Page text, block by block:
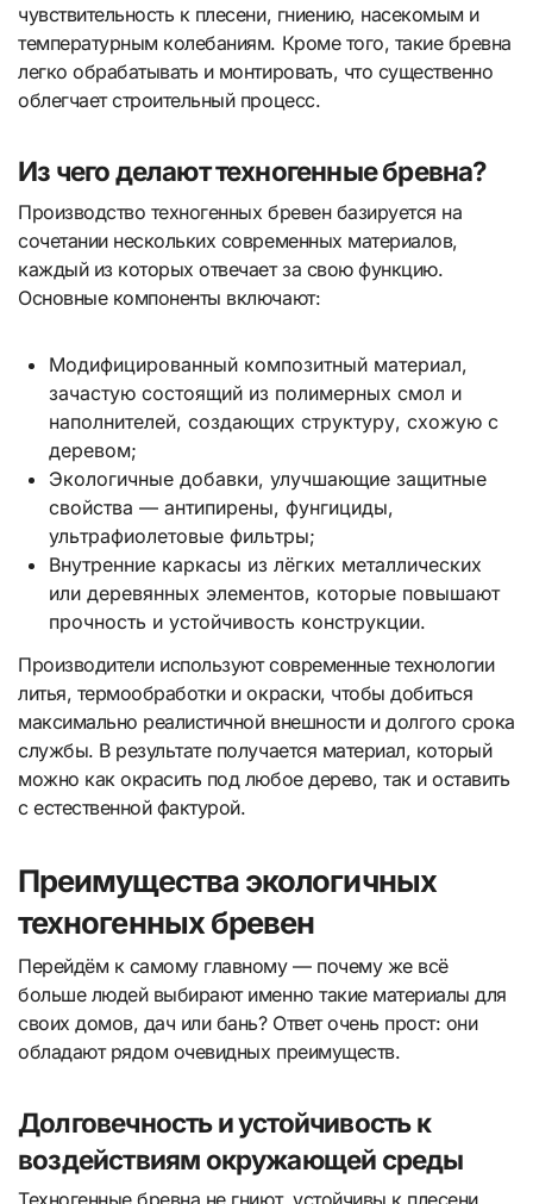
чувствительность к плесени, гниению, насекомым и
температурным колебаниям. Кроме того, такие бревна
легко обрабатывать и монтировать, что существенно
облегчает строительный процесс.
Из чего делают техногенные бревна?
Производство техногенных бревен базируется на
сочетании нескольких современных материалов,
каждый из которых отвечает за свою функцию.
Основные компоненты включают:
Модифицированный композитный материал,
зачастую состоящий из полимерных смол и
наполнителей, создающих структуру, схожую с
деревом;
Экологичные добавки, улучшающие защитные
свойства — антипирены, фунгициды,
ультрафиолетовые фильтры;
Внутренние каркасы из лёгких металлических
или деревянных элементов, которые повышают
прочность и устойчивость конструкции.
Производители используют современные технологии
литья, термообработки и окраски, чтобы добиться
максимально реалистичной внешности и долгого срока
службы. В результате получается материал, который
можно как окрасить под любое дерево, так и оставить
с естественной фактурой.
Преимущества экологичных
техногенных бревен
Перейдём к самому главному — почему же всё
больше людей выбирают именно такие материалы для
своих домов, дач или бань? Ответ очень прост: они
обладают рядом очевидных преимуществ.
Долговечность и устойчивость к
воздействиям окружающей среды